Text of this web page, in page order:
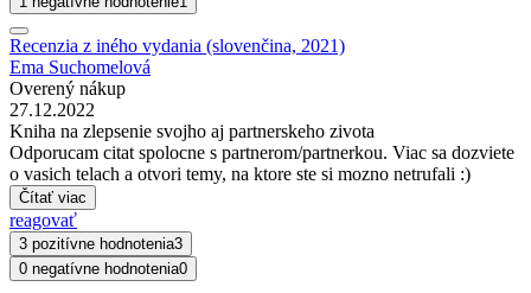
Recenzia z iného vydania (slovenčina, 2021)
Ema Suchomelová
Overený nákup
27.12.2022
Kniha na zlepsenie svojho aj partnerskeho zivota
Odporucam citat spolocne s partnerom/partnerkou. Viac sa dozviete
o vasich telach a otvori temy, na ktore ste si mozno netrufali :)
Čítať viac
reagovať
3 pozitívne hodnotenia3
0 negatívne hodnotenia0